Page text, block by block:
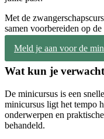
Met de
samen voorbereiden op
Meld je aan voor de
Wat kun je
De minicursus is een
minicursus ligt het tempo
onderwerpen en
behandeld.